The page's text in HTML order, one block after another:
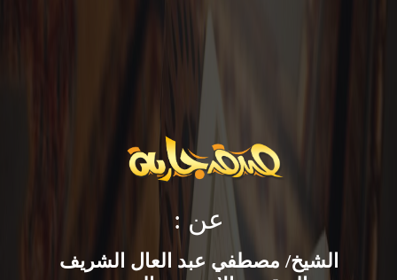
عن :
الشيخ/ مصطفي عبد العال الشريف